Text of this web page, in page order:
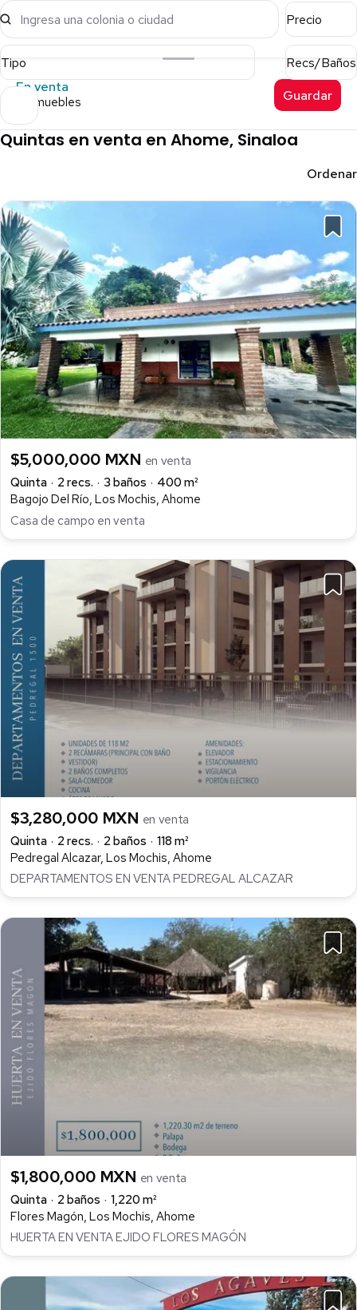
Ingresa una colonia o ciudad Precio
Tipo
Recs/Baños
En venta
5 inmuebles Guardar
Quintas en venta en Ahome, Sinaloa
Ordenar
$5,000,000 MXN en venta
Quinta
2 recs. 3 baños
400 m²
Bagojo Del Río, Los Mochis, Ahome
Casa de campo en venta
$3,280,000 MXN en venta
Quinta
2 recs. 2 baños
118 m²
Pedregal Alcazar, Los Mochis, Ahome
DEPARTAMENTOS EN VENTA PEDREGAL ALCAZAR
$1,800,000 MXN en venta
Quinta
2 baños
1,220 m²
Flores Magón, Los Mochis, Ahome
HUERTA EN VENTA EJIDO FLORES MAGÓN